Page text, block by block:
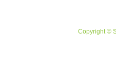
Copyright ©